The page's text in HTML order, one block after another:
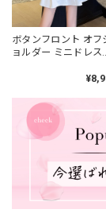
ボタンフロント オフ
ョルダー ミニドレス